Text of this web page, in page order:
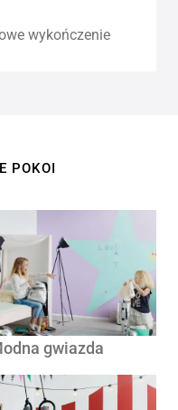
wykończenie
POKOI
gwiazda